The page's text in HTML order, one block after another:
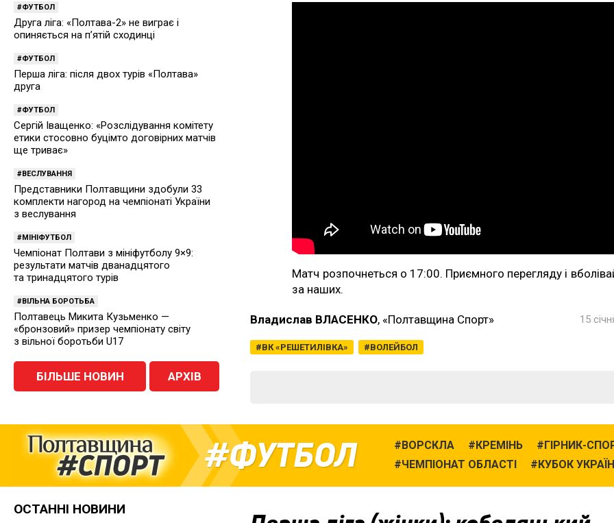
Матч розпочнеться о 17:00. Приємного перегляду і
за наших.
Владислав ВЛАСЕНКО, «Полтавщина Спорт»
ВК «РЕШЕТИЛІВКА» ВОЛЕЙБОЛ
15
ФУТБОЛ
Друга ліга: «Полтава-2» не виграє і
опиняється на п’ятій сходинці
ФУТБОЛ
Перша ліга: після двох турів «Полтава»
друга
ФУТБОЛ
Сергій Іващенко: «Розслідування комітету
етики стосовно буцімто договірних матчів
ще триває»
ВЕСЛУВАННЯ
Представники Полтавщини здобули 33
комплекти нагород на чемпіонаті України
з веслування
МІНІФУТБОЛ
Чемпіонат Полтави з мініфутболу 9×9:
результати матчів дванадцятого
та тринадцятого турів
ВІЛЬНА БОРОТЬБА
Полтавець Микита Кузьменко —
«бронзовий» призер чемпіонату світу
з вільної боротьби U17
БІЛЬШЕ НОВИН АРХІВ
ФУТБОЛ ВОРСКЛА КРЕМІНЬ
ГІРНИК-
ЧЕМПІОНАТ ОБЛАСТІ
КУБОК
ОСТАННІ НОВИНИ